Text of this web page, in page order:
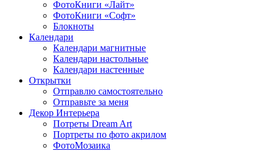
ФотоКниги «Лайт»
ФотоКниги «Софт»
Блокноты
Календари
Календари магнитные
Календари настольные
Календари настенные
Открытки
Отправлю самостоятельно
Отправьте за меня
Декор Интерьера
Потреты Dream Art
Портреты по фото акрилом
ФотоМозаика